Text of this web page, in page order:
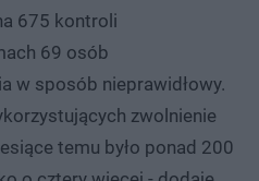
675 kontroli
69 osób
w sposób nieprawidłowy.
zwolnienie
temu było ponad 200